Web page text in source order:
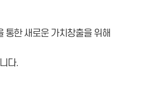
통한 새로운 가치창출을 위해
다.